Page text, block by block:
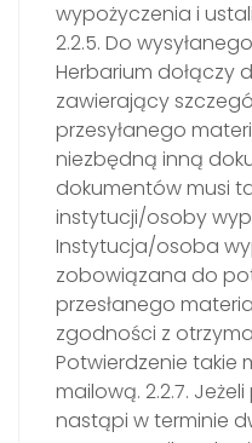
wypożyczenia i
2.2.5. Do
Herbarium dołączy
zawierający
przesyłanego
niezbędną inną
dokumentów musi
instytucji/osoby
Instytucja/osoba
zobowiązana do
przesłanego
zgodności z
Potwierdzenie takie
mailową. 2.2.7.
nastąpi w terminie